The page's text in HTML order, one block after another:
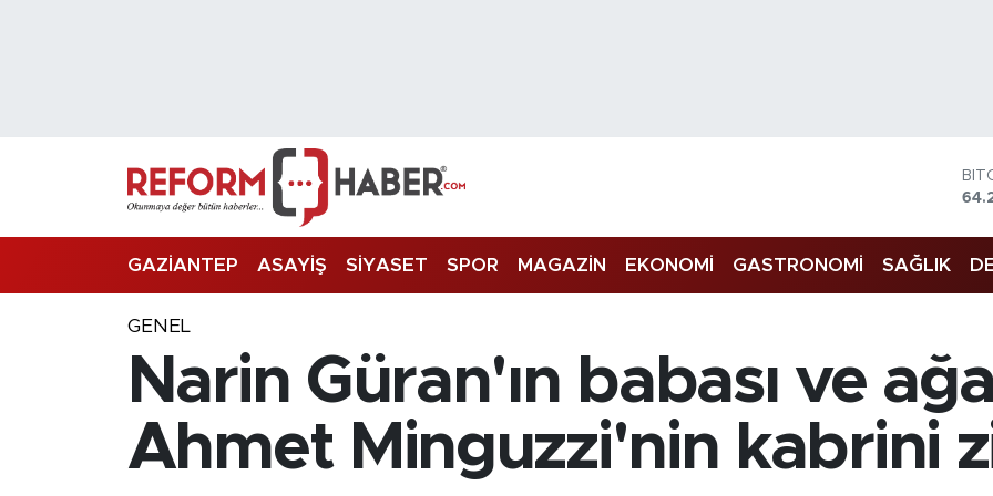
GAZİANTEP ASAYİŞ SİYASET SPOR MAGAZİN EKONOMİ GASTRONOMİ SAĞLIK
GENEL
Narin Güran'ın babası ve
Ahmet Minguzzi'nin kabrini
Trafik Durumu
Süper Lig Puan Durumu ve Fikstür
Son Dakika Haberleri
Haber Arşivi